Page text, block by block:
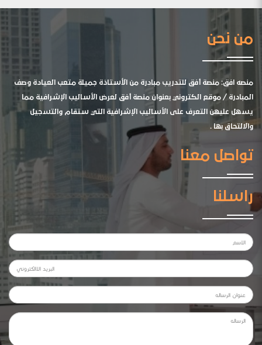
من نحن
منصه افق: منصة أفق للتدريب مبادرة من الأستاذة جميلة متعب العيادة وصف
المبادرة / موقع الكتروني بعنوان منصة أفق لعرض الأساليب الإشرافية مما
يسهل عليهن التعرف على الأساليب الإشرافية التي ستقام والتسجيل
والالتحاق بها .
تواصل معنا
راسلنا